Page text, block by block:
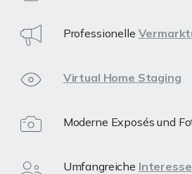
Professionelle
Virtual Home Staging
Moderne Exposés und
Umfangreiche